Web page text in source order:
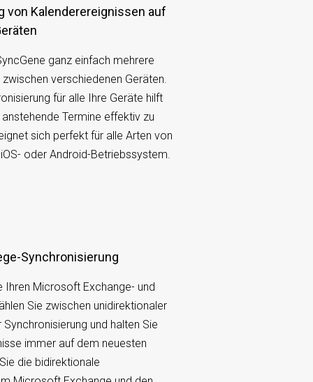
ganz einfach mehrere
verschiedenen Geräten.
für alle Ihre Geräte hilft
Termine effektiv zu
sich perfekt für alle Arten von
oder Android-Betriebssystem.
Synchronisierung
Ihren Microsoft Exchange- und
Sie zwischen unidirektionaler
und halten Sie
immer auf dem neuesten
die bidirektionale